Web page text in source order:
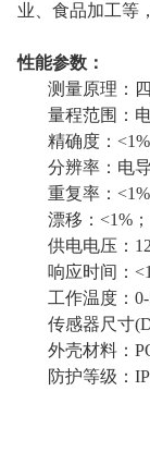
业、食品加工等，
性能参数：
测量原理：
量程范围：
精确度：<1%
分辨率： 电
重复率：<1%
漂移：<1% ；
供电电压：
响应时间：<
工作温度 ：
传感器尺寸
外壳材料：
防护等级：